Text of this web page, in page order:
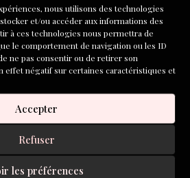
nous utilisons des technologies
et/ou accéder aux informations des
à ces technologies nous permettra de
le comportement de navigation ou les ID
ne pas consentir ou de retirer son
effet négatif sur certaines caractéristiques et
Accepter
Refuser
les préférences
ROMAN D'ALEPH-